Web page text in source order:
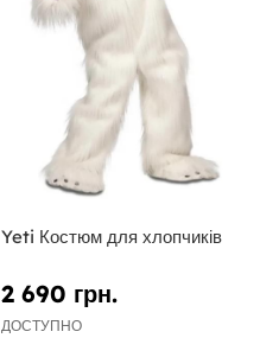
Yeti Костюм для хлопчиків
2 690 грн.
ДОСТУПНО